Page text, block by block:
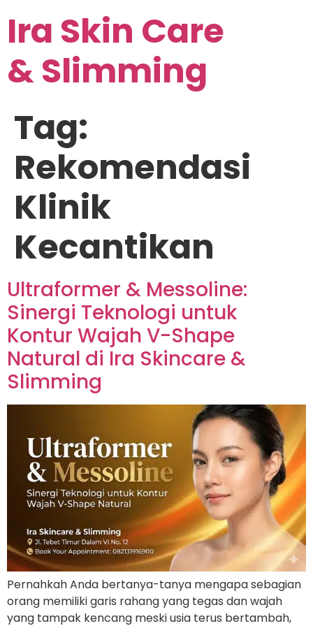
Ira Skin Care
& Slimming
Tag:
Rekomendasi
Klinik
Kecantikan
Ultraformer & Messoline:
Sinergi Teknologi untuk
Kontur Wajah V-Shape
Natural di Ira Skincare &
Slimming
Pernahkah Anda bertanya-tanya mengapa sebagian
orang memiliki garis rahang yang tegas dan wajah
yang tampak kencang meski usia terus bertambah,